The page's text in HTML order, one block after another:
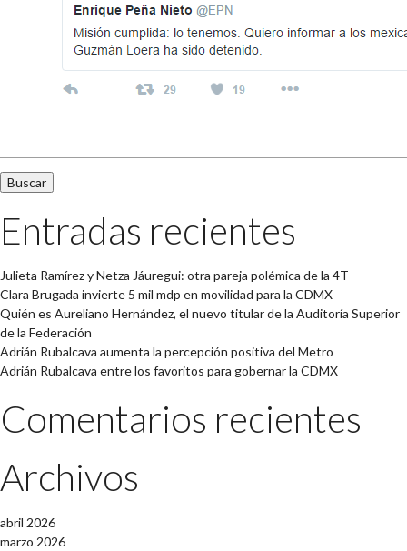
Entradas recientes
Julieta Ramírez y Netza Jáuregui: otra pareja polémica de la 4T
Clara Brugada invierte 5 mil mdp en movilidad para la CDMX
Quién es Aureliano Hernández, el nuevo titular de la Auditoría Superior
de la Federación
Adrián Rubalcava aumenta la percepción positiva del Metro
Adrián Rubalcava entre los favoritos para gobernar la CDMX
Comentarios recientes
Archivos
abril 2026
marzo 2026